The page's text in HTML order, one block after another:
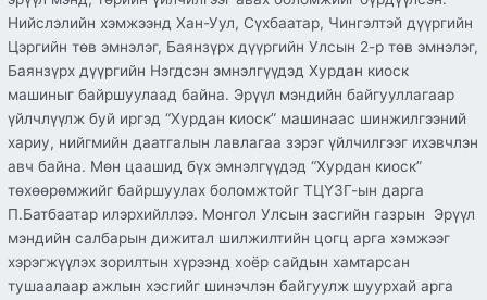
Нийслэлийн хэмжээнд Хан-Уул, Сүхбаатар, Чингэлтэй дүүргийн
Цэргийн төв эмнэлэг, Баянзүрх дүүргийн Улсын 2-р төв эмнэлэг,
Баянзүрх дүүргийн Нэгдсэн эмнэлгүүдэд Хурдан киоск
машиныг байршуулаад байна. Эрүүл мэндийн байгууллагаар
үйлчлүүлж буй иргэд “Хурдан киоск” машинаас шинжилгээний
хариу, нийгмийн даатгалын лавлагаа зэрэг үйлчилгээг ихэвчлэн
авч байна. Мөн цаашид бүх эмнэлгүүдэд “Хурдан киоск”
төхөөрөмжийг байршуулах боломжтойг ТЦҮЗГ-ын дарга
П.Батбаатар илэрхийллээ. Монгол Улсын засгийн газрын Эрүүл
мэндийн салбарын дижитал шилжилтийн цогц арга хэмжээг
хэрэгжүүлэх зорилтын хүрээнд хоёр сайдын хамтарсан
тушаалаар ажлын хэсгийг шинэчлэн байгуулж шуурхай арга